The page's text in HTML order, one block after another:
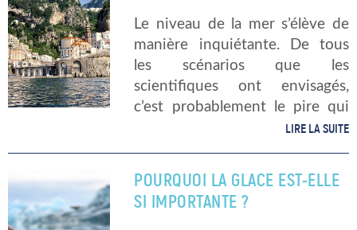
Le niveau de la mer s’élève de
manière inquiétante. De tous
les scénarios que les
scientifiques ont envisagés,
c’est probablement le pire qui
va se produire. C’est une
au cas où » […]
LIRE LA SUITE
POURQUOI LA GLACE EST-ELLE
SI IMPORTANTE ?